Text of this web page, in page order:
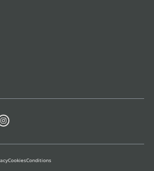
CookiesConditions